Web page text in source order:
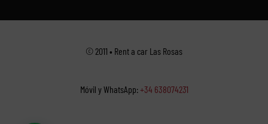
© 2011 • Rent a car Las Rosas
Móvil y WhatsApp:+34 638074231